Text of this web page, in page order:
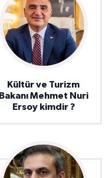
Kültür ve Turizm
Bakanı Mehmet Nuri
Ersoy kimdir ?